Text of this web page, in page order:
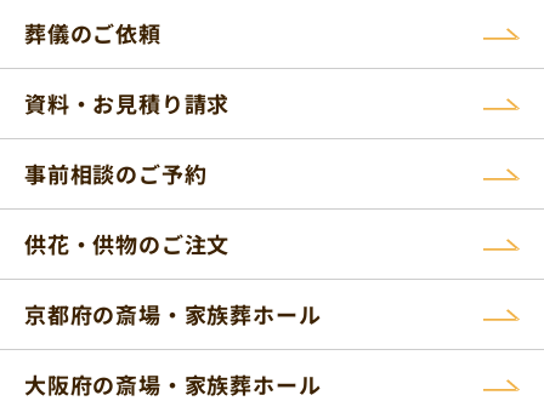
葬儀のご依頼
資料・お見積り請求
事前相談のご予約
供花・供物のご注文
京都府の斎場・家族葬ホール
大阪府の斎場・家族葬ホール